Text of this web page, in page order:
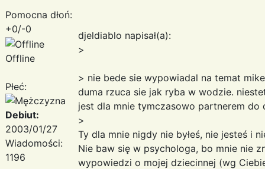
Pomocna dłoń:
+0/-0
Offline
Płeć:
Debiut:
2003/01/27
Wiadomości:
1196
djeldiablo napisał(a):
>
> nie bede sie wypowiadal na temat
duma rzuca sie jak ryba w wodzie.
jest dla mnie tymczasowo partnerem do
>
Ty dla mnie nigdy nie byłeś, nie jesteś i
Nie baw się w psychologa, bo mnie nie
wypowiedzi o mojej dziecinnej (wg